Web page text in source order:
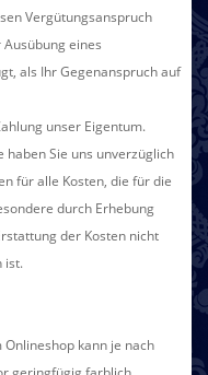
Vergütungsanspruch
eines
als Ihr Gegenanspruch auf
unser Eigentum.
Sie uns unverzüglich
für alle Kosten, die für die
durch Erhebung
der Kosten nicht
ist.
kann je nach